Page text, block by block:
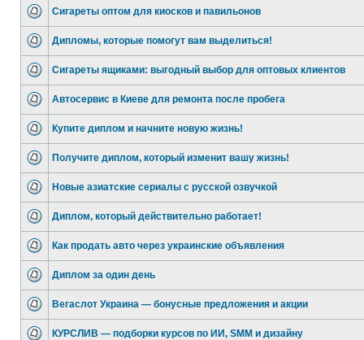
Сигареты оптом для киосков и павильонов
Дипломы, которые помогут вам выделиться!
Сигареты ящиками: выгодный выбор для оптовых клиентов
Автосервис в Киеве для ремонта после пробега
Купите диплом и начните новую жизнь!
Получите диплом, который изменит вашу жизнь!
Новые азиатские сериалы с русской озвучкой
Диплом, который действительно работает!
Как продать авто через украинские объявления
Диплом за один день
Вегаслот Украина — бонусные предложения и акции
КУРСЛИВ — подборки курсов по ИИ, SMM и дизайну